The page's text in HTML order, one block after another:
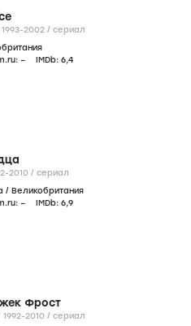
1993-2002 / сериал
– IMDb: 6,4
2010 / сериал
/ Великобритания
– IMDb: 6,9
Фрост
1992-2010 / сериал